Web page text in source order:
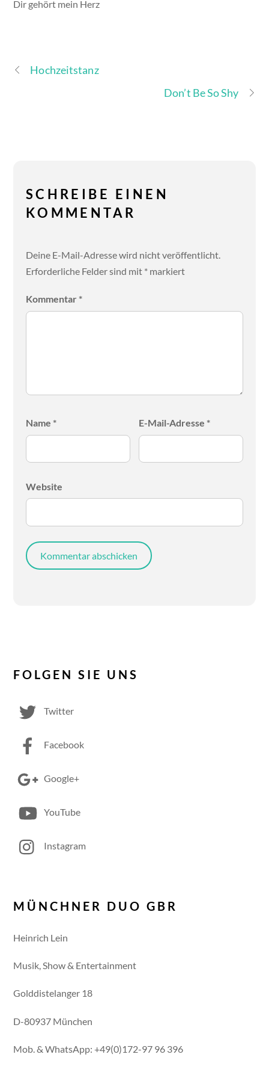
Dir gehört mein Herz
Hochzeitstanz
Don’t Be So Shy
SCHREIBE EINEN
KOMMENTAR
Deine E-Mail-Adresse wird nicht veröffentlicht.
Erforderliche Felder sind mit *markiert
Kommentar *
Name * E-Mail-Adresse *
Website
FOLGEN SIE UNS
Twitter
Facebook
Google+
YouTube
Instagram
MÜNCHNER DUO GBR
Heinrich Lein
Musik, Show & Entertainment
Golddistelanger 18
D-80937 München
Mob. & WhatsApp: +49(0)172-97 96 396